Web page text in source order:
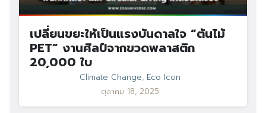
เปลี่ยนขยะให้เป็นแรงบันดาลใจ “ต้นไม้
PET” งานศิลป์จากขวดพลาสติก
20,000 ใบ
Climate Change, Eco Icon
ตุลาคม 18, 2025